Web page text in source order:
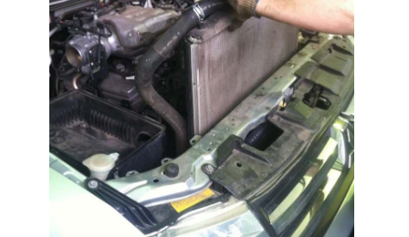
КОРП.КЛИЕНТАМ
ЦЕНЫ
ЗАПЧАСТИ
ОТЗЫВЫ
КОНТАКТЫ
ЗАПИСЬ НА СЕРВИС
ЗАДАТЬ ВОПРОС